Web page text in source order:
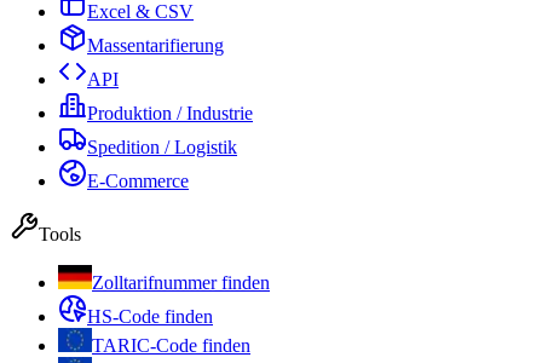
Excel & CSV
Massentarifierung
API
Produktion / Industrie
Spedition / Logistik
E-Commerce
Tools
Zolltarifnummer finden
HS-Code finden
TARIC-Code finden